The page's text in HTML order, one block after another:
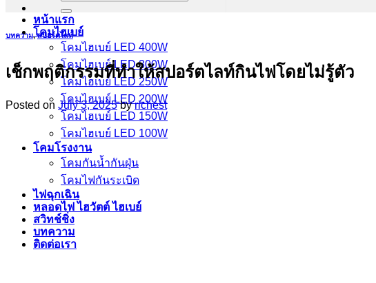
for:
หน้าแรก
โคมไฮเบย์
โคมไฮเบย์ LED 400W
โคมไฮเบย์ LED 300W
โคมไฮเบย์ LED 250W
โคมไฮเบย์ LED 200W
โคมไฮเบย์ LED 150W
โคมไฮเบย์ LED 100W
โคมโรงงาน
โคมกันน้ำกันฝุ่น
โคมไฟกันระเบิด
ไฟฉุกเฉิน
หลอดไฟ ไฮวัตต์ ไฮเบย์
สวิทช์ชิ่ง
บทความ
ติดต่อเรา
บทความ,สปอร์ตไลท์
เช็กพฤติกรรมที่ทำให้สปอร์ตไลท์กินไฟโดยไม่รู้ตัว
Posted on July 3, 2025 byrichest